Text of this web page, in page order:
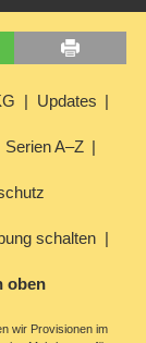
Updates
Serien A–Z
schalten
oben
wir Provisionen im